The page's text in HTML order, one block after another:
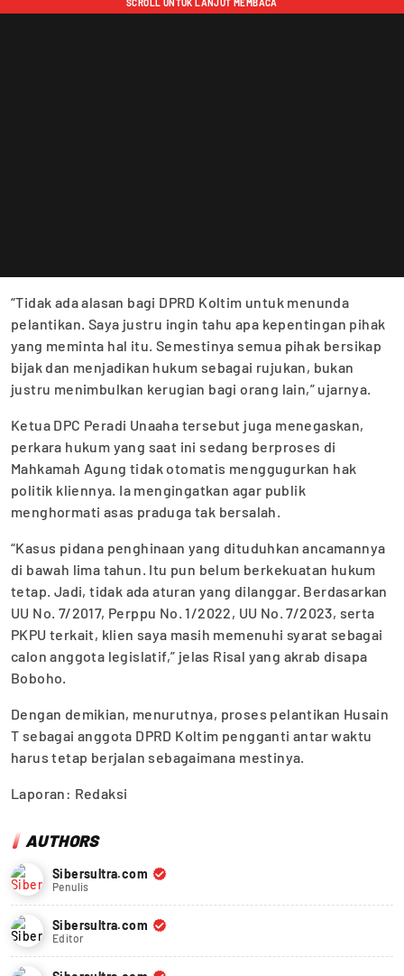
“Tidak ada alasan bagi DPRD Koltim untuk menunda
pelantikan. Saya justru ingin tahu apa kepentingan pihak
yang meminta hal itu. Semestinya semua pihak bersikap
bijak dan menjadikan hukum sebagai rujukan, bukan
justru menimbulkan kerugian bagi orang lain,” ujarnya.
Ketua DPC Peradi Unaaha tersebut juga menegaskan,
perkara hukum yang saat ini sedang berproses di
Mahkamah Agung tidak otomatis menggugurkan hak
politik kliennya. Ia mengingatkan agar publik
menghormati asas praduga tak bersalah.
“Kasus pidana penghinaan yang dituduhkan ancamannya
di bawah lima tahun. Itu pun belum berkekuatan hukum
tetap. Jadi, tidak ada aturan yang dilanggar. Berdasarkan
UU No. 7/2017, Perppu No. 1/2022, UU No. 7/2023, serta
PKPU terkait, klien saya masih memenuhi syarat sebagai
calon anggota legislatif,” jelas Risal yang akrab disapa
Boboho.
Dengan demikian, menurutnya, proses pelantikan Husain
T sebagai anggota DPRD Koltim pengganti antar waktu
harus tetap berjalan sebagaimana mestinya.
Laporan: Redaksi
AUTHORS
Sibersultra.com
Penulis
Sibersultra.com
Editor